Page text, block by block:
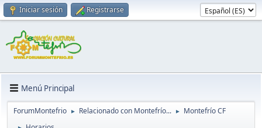
Iniciar sesión Registrarse
Menú Principal
ForumMontefrio ► Relacionado con Montefrío... ► Montefrío CF